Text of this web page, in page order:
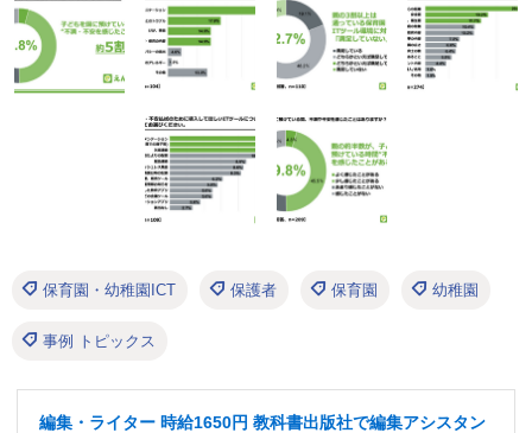
保育園・幼稚園ICT 保護者 保育園 幼稚園
事例 トピックス
編集・ライター 時給1650円 教科書出版社で編集アシスタン